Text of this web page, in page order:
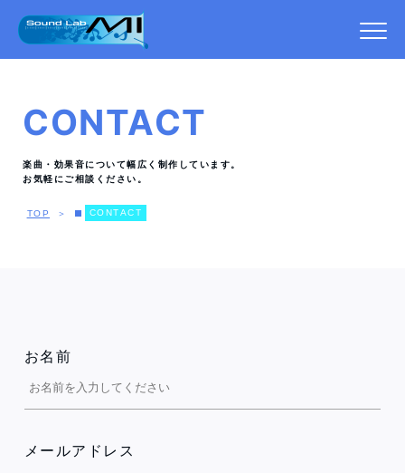
CONTACT
楽曲・効果音について幅広く制作しています。
お気軽にご相談ください。
TOP ＞ CONTACT
お名前
メールアドレス